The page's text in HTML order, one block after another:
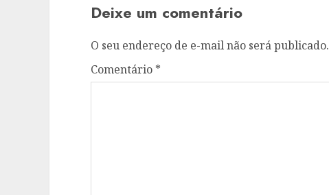
Deixe um comentário
O seu endereço de e-mail não será publicado.
Comentário *